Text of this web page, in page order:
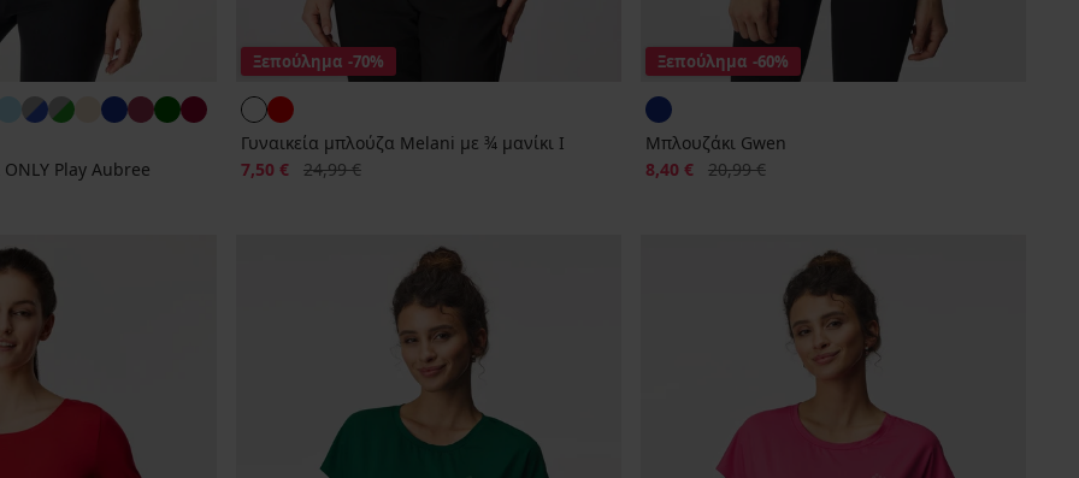
Play Aubree
Ξεπούλημα -70%
Γυναικεία μπλούζα Melani με ¾ μανίκι Ι
Έκπτωση
7,50 € Αρχική τιμή
24,99 €
Ξεπούλημα -60%
Μπλουζάκι Gwen
Έκπτωση
8,40 € Αρχική τιμή
20,99 €